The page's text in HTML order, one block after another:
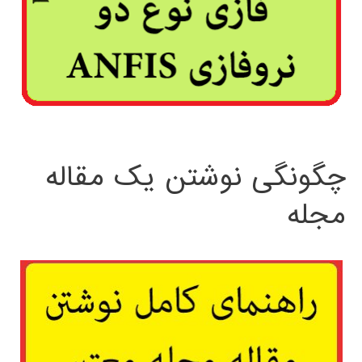
چگونگی نوشتن یک مقاله
مجله